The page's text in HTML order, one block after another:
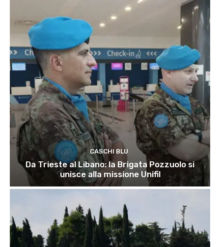
CASCHI BLU
Da Trieste al Libano: la Brigata Pozzuolo si
unisce alla missione Unifil